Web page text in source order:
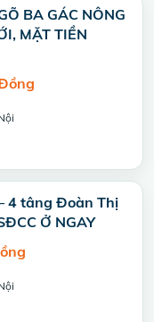
BA GÁC NÔNG
MẶT TIỀN
4 tâng Đoàn Thị
Ở NGAY